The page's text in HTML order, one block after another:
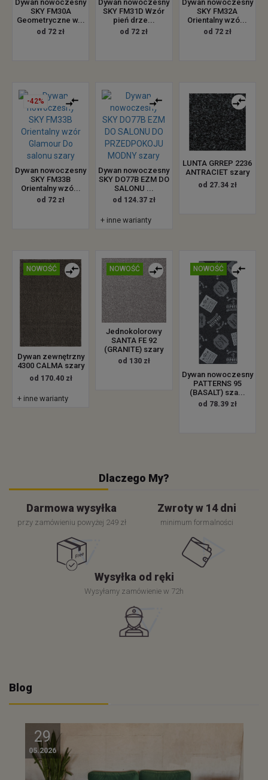
Dywan nowoczesny
SKY FM30A
Geometryczne w...
od 72 zł
Dywan nowoczesny
SKY FM31D Wzór
pień drze...
od 72 zł
Dywan nowoczesny
SKY FM32A
Orientalny wzó...
od 72 zł
-42%
Dywan nowoczesny
SKY FM33B
Orientalny wzó...
od 72 zł
Dywan nowoczesny
SKY DO77B EZM DO
SALONU ...
od 124.37 zł
+ inne warianty
LUNTA GRREP 2236
ANTRACIET szary
od 27.34 zł
NOWOŚĆ
Dywan zewnętrzny
4300 CALMA szary
od 170.40 zł
+ inne warianty
NOWOŚĆ
Jednokolorowy
SANTA FE 92
(GRANITE) szary
od 130 zł
NOWOŚĆ
Dywan nowoczesny
PATTERNS 95
(BASALT) sza...
od 78.39 zł
Dlaczego My?
Darmowa wysyłka
przy zamówieniu powyżej 249 zł
Zwroty w 14 dni
minimum formalności
Wysyłka od ręki
Wysyłamy zamówienie w 72h
Blog
29
05.2026